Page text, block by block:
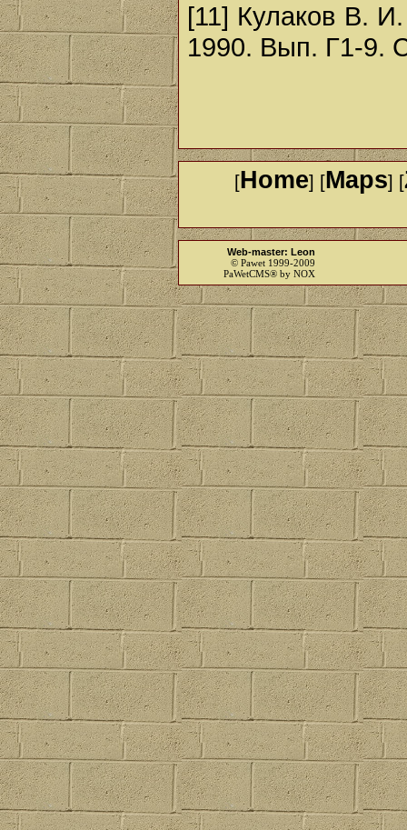
[11] Кулаков В.
1990. Вып. Г1-9.
[Home] [Maps] [
Web-master: Leon
© Pawet 1999-2009
PaWetCMS® by NOX